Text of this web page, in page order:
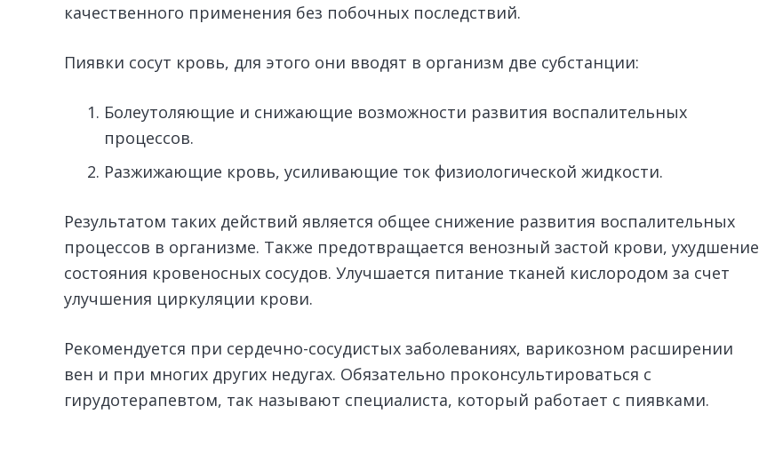
качественного применения без побочных последствий.
Пиявки сосут кровь, для этого они вводят в организм две субстанции:
Болеутоляющие и снижающие возможности развития воспалительных
процессов.
Разжижающие кровь, усиливающие ток физиологической жидкости.
Результатом таких действий является общее снижение развития воспалительных
процессов в организме. Также предотвращается венозный застой крови, ухудшение
состояния кровеносных сосудов. Улучшается питание тканей кислородом за счет
улучшения циркуляции крови.
Рекомендуется при сердечно-сосудистых заболеваниях, варикозном расширении
вен и при многих других недугах. Обязательно проконсультироваться с
гирудотерапевтом, так называют специалиста, который работает с пиявками.